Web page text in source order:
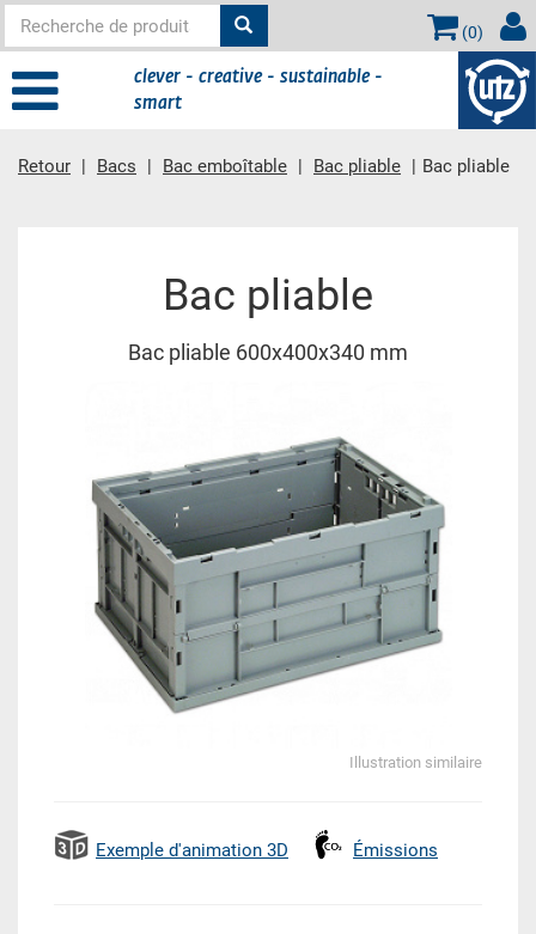
(0)
clever - creative - sustainable -
smart
Retour Bacs Bac emboîtable Bac pliable Bac pliable
Bac pliable
Bac pliable 600x400x340 mm
Illustration similaire
Exemple d'animation 3D Émissions